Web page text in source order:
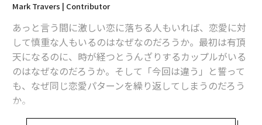
Mark Travers | Contributor
あっと言う間に激しい恋に落ちる人もいれば、恋愛に対
して慎重な人もいるのはなぜなのだろうか。最初は有頂
天になるのに、時が経つとうんざりするカップルがいる
のはなぜなのだろうか。そして「今回は違う」と誓って
も、なぜ同じ恋愛パターンを繰り返してしまうのだろう
か。